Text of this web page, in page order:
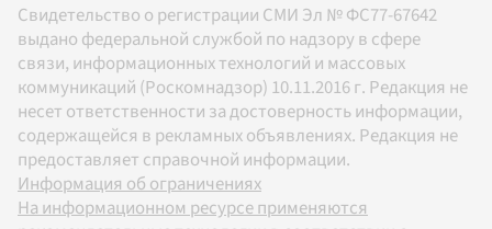
Свидетельство о регистрации СМИ Эл № ФС77-67642
выдано федеральной службой по надзору в сфере
связи, информационных технологий и массовых
коммуникаций (Роскомнадзор) 10.11.2016 г. Редакция не
несет ответственности за достоверность информации,
содержащейся в рекламных объявлениях. Редакция не
предоставляет справочной информации.
Информация об ограничениях
На информационном ресурсе применяются